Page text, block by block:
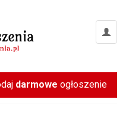
darmowe ogłoszenie